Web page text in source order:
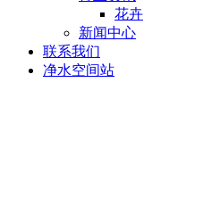
花卉
新闻中心
联系我们
净水空间站